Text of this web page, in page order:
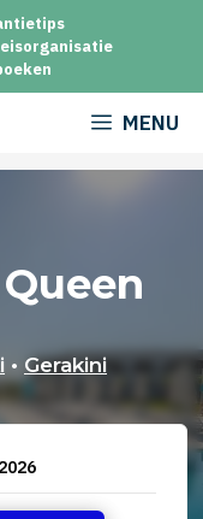
MENU
• Gerakini